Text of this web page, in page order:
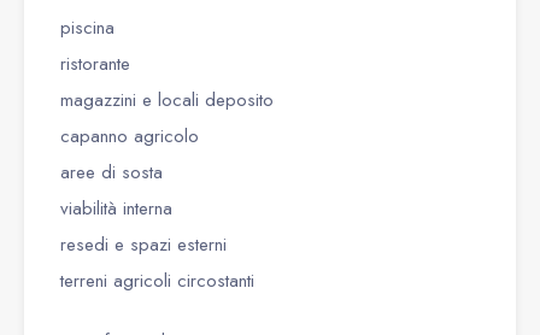
piscina
ristorante
magazzini e locali deposito
capanno agricolo
aree di sosta
viabilità interna
resedi e spazi esterni
terreni agricoli circostanti